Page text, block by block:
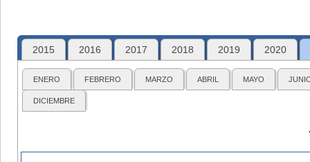
2015 2016 2017 2018 2019 2020
ENERO FEBRERO MARZO ABRIL MAYO
DICIEMBRE